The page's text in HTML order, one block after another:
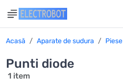
Acasă Aparate de sudura Piese
Punti diode
1 item